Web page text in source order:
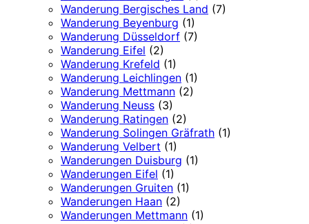
Wanderung Bergisches Land (7)
Wanderung Beyenburg (1)
Wanderung Düsseldorf (7)
Wanderung Eifel (2)
Wanderung Krefeld (1)
Wanderung Leichlingen (1)
Wanderung Mettmann (2)
Wanderung Neuss (3)
Wanderung Ratingen (2)
Wanderung Solingen Gräfrath (1)
Wanderung Velbert (1)
Wanderungen Duisburg (1)
Wanderungen Eifel (1)
Wanderungen Gruiten (1)
Wanderungen Haan (2)
Wanderungen Mettmann (1)